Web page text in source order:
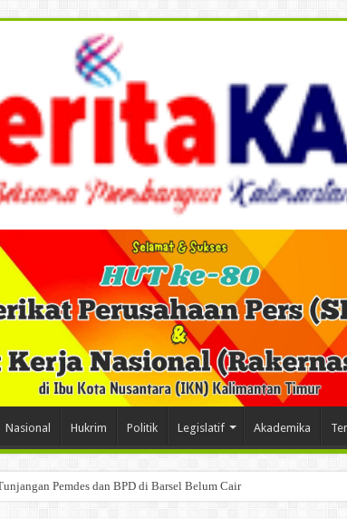
Nasional Hukrim Politik Legislatif Akademika
Pemdes dan BPD di Barsel Belum Cair